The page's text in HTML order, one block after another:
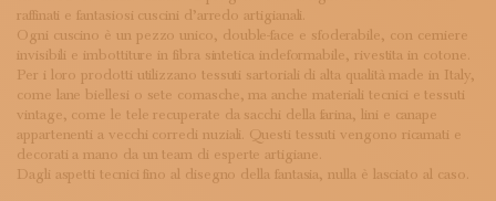
raffinati e fantasiosi cuscini d’arredo artigianali.
Ogni cuscino è un pezzo unico, double-face e sfoderabile, con cerniere
invisibili e imbottiture in fibra sintetica indeformabile, rivestita in cotone.
Per i loro prodotti utilizzano tessuti sartoriali di alta qualità made in Italy,
come lane biellesi o sete comasche, ma anche materiali tecnici e tessuti
vintage, come le tele recuperate da sacchi della farina, lini e canape
appartenenti a vecchi corredi nuziali. Questi tessuti vengono ricamati e
decorati a mano da un team di esperte artigiane.
Dagli aspetti tecnici fino al disegno della fantasia, nulla è lasciato al caso.